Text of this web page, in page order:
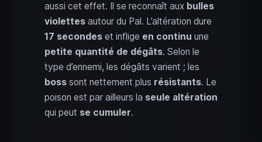
aussi cet effet. Il se reconnaît aux bulles
violettes autour du Pal. L’altération dure
17 secondes et inflige en continu une
petite quantité de dégâts. Selon le
type d’ennemi, les dégâts varient ; les
boss sont nettement plus résistants. Le
poison est par ailleurs la seule altération
qui peut se cumuler.